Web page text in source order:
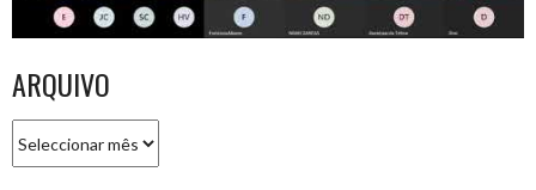
ARQUIVO